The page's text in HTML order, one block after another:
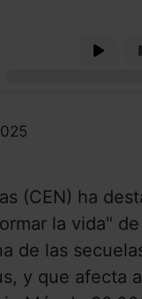
(CEN) ha
la vida"
de las
y que afecta